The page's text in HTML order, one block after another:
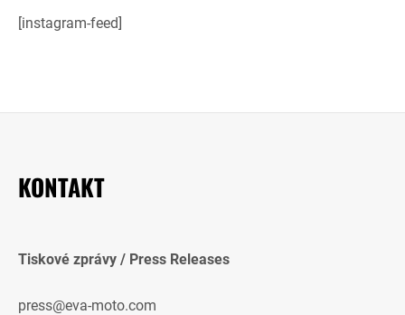
[instagram-feed]
KONTAKT
Tiskové zprávy / Press Releases
press@eva-moto.com